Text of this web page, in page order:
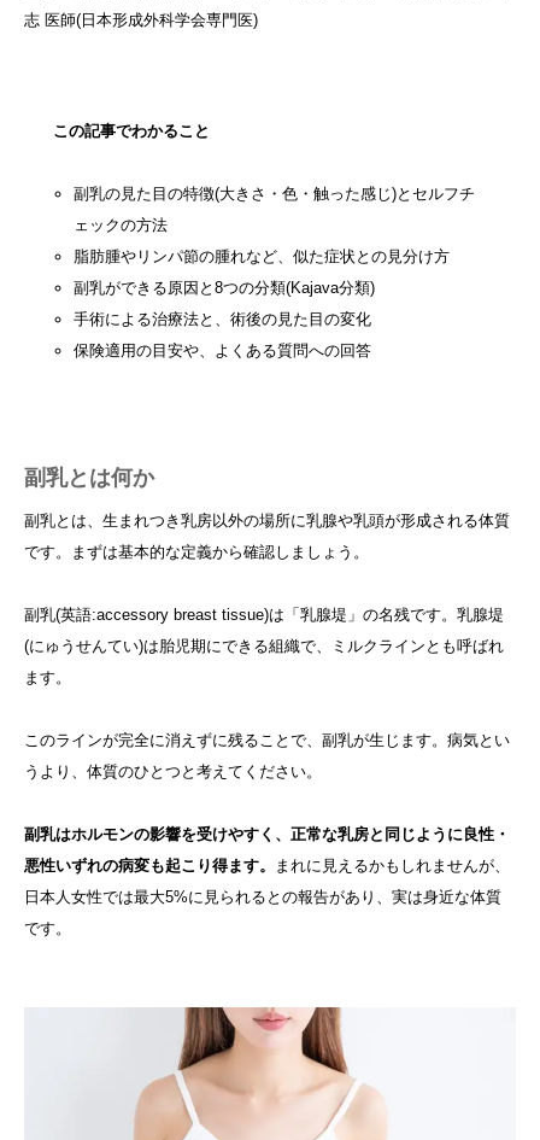
志 医師(日本形成外科学会専門医)
この記事でわかること
副乳の見た目の特徴(大きさ・色・触った感じ)とセルフチ
ェックの方法
脂肪腫やリンパ節の腫れなど、似た症状との見分け方
副乳ができる原因と8つの分類(Kajava分類)
手術による治療法と、術後の見た目の変化
保険適用の目安や、よくある質問への回答
副乳とは何か
副乳とは、生まれつき乳房以外の場所に乳腺や乳頭が形成される体質
です。まずは基本的な定義から確認しましょう。
副乳(英語:accessory breast tissue)は「乳腺堤」の名残です。乳腺堤
(にゅうせんてい)は胎児期にできる組織で、ミルクラインとも呼ばれ
ます。
このラインが完全に消えずに残ることで、副乳が生じます。病気とい
うより、体質のひとつと考えてください。
副乳はホルモンの影響を受けやすく、正常な乳房と同じように良性・
悪性いずれの病変も起こり得ます。
まれに見えるかもしれませんが、
日本人女性では最大5%に見られるとの報告があり、実は身近な体質
です。